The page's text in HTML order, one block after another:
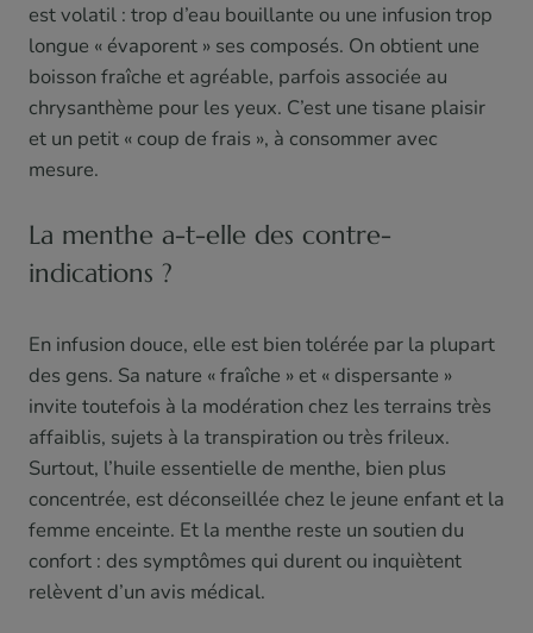
est volatil : trop d’eau bouillante ou une infusion trop
longue « évaporent » ses composés. On obtient une
boisson fraîche et agréable, parfois associée au
chrysanthème pour les yeux. C’est une tisane plaisir
et un petit « coup de frais », à consommer avec
mesure.
La menthe a-t-elle des contre-
indications ?
En infusion douce, elle est bien tolérée par la plupart
des gens. Sa nature « fraîche » et « dispersante »
invite toutefois à la modération chez les terrains très
affaiblis, sujets à la transpiration ou très frileux.
Surtout, l’huile essentielle de menthe, bien plus
concentrée, est déconseillée chez le jeune enfant et la
femme enceinte. Et la menthe reste un soutien du
confort : des symptômes qui durent ou inquiètent
relèvent d’un avis médical.